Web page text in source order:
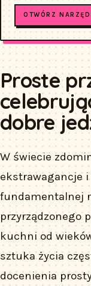
OTWÓRZ
Proste
dobre
W świecie
ekstrawagancje
fundamentalnej
przyrządzonego
kuchni od
sztuka życia
docenienia